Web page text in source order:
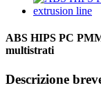
ABS HIPS PC
multistrati
Descrizione